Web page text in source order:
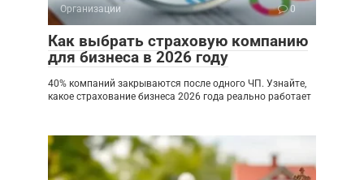
Организации 0
Как выбрать страховую компанию
для бизнеса в 2026 году
40% компаний закрываются после одного ЧП. Узнайте,
какое страхование бизнеса 2026 года реально работает